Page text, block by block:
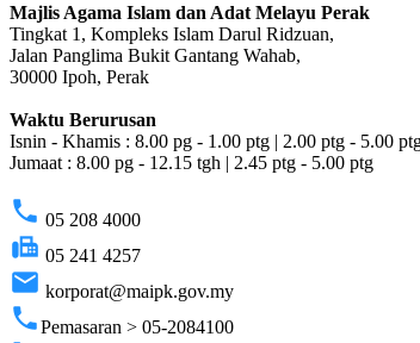
Majlis Agama Islam dan Adat Melayu Perak
Tingkat 1, Kompleks Islam Darul Ridzuan,
Jalan Panglima Bukit Gantang Wahab,
30000 Ipoh, Perak
Waktu Berurusan
Isnin - Khamis : 8.00 pg - 1.00 ptg | 2.00 ptg - 5.00
Jumaat : 8.00 pg - 12.15 tgh | 2.45 ptg - 5.00 ptg
phone 05 208 4000
fax 05 241 4257
email korporat@maipk.gov.my
phonePemasaran > 05-2084100